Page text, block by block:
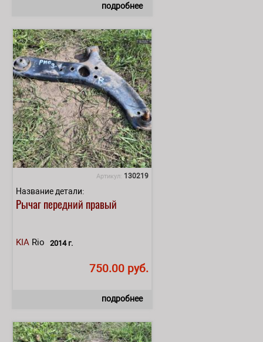
подробнее
Артикул: 130219
Название детали:
Рычаг передний правый
KIA Rio 2014 г.
750.00 руб.
подробнее